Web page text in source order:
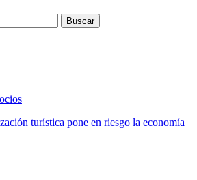
turística pone en riesgo la economía